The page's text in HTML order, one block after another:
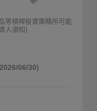
等槓桿投資策略所可能
人須知)
06/30)